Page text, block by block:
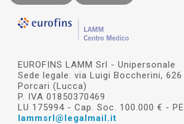
EUROFINS LAMM Srl - Unipersonale
Sede legale: via Luigi Boccherini,
Porcari (Lucca)
P. IVA 01850370469
LU 175994 - Cap. Soc. 100.000 € -
lammsrl@legalmail.it